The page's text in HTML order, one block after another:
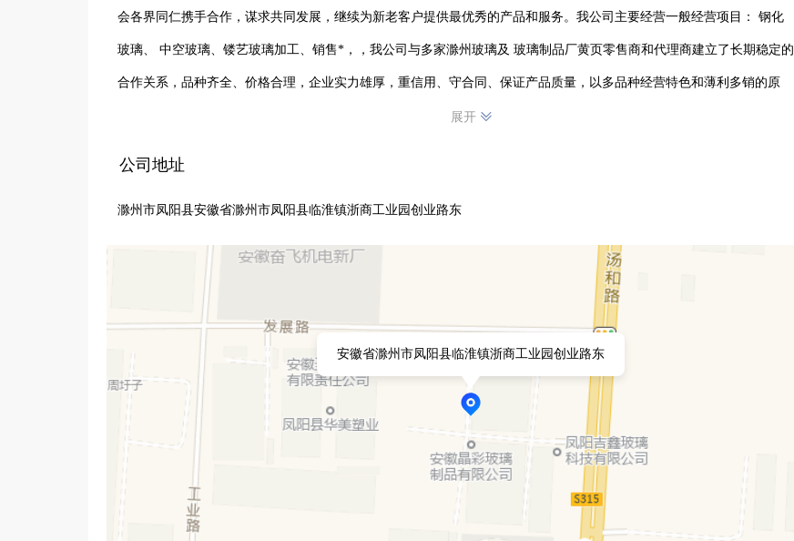
会各界同仁携手合作，谋求共同发展，继续为新老客户提供最优秀的产品和服务。我公司主要经营一般经营项目： 钢化
玻璃、 中空玻璃、镂艺玻璃加工、销售*，，我公司与多家滁州玻璃及 玻璃制品厂黄页零售商和代理商建立了长期稳定的
合作关系，品种齐全、价格合理，企业实力雄厚，重信用、守合同、保证产品质量，以多品种经营特色和薄利多销的原
则，赢得了广大客户的信任，公司始终奉行“诚信求实、致力服务、唯求满意”的企业宗旨，全力跟随客户需求，不断进行
展开
公司地址
滁州市凤阳县安徽省滁州市凤阳县临淮镇浙商工业园创业路东
安徽省滁州市凤阳县临淮镇浙商工业园创业路东